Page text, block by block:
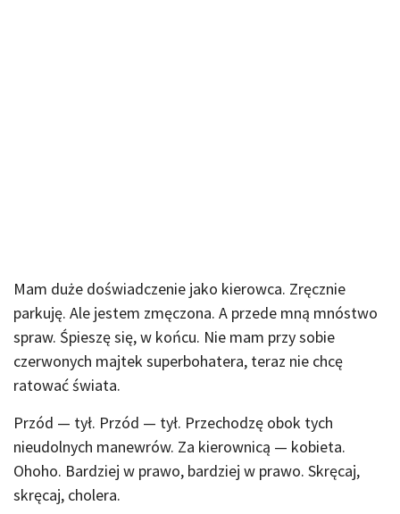
Mam duże doświadczenie jako kierowca. Zręcznie
parkuję. Ale jestem zmęczona. A przede mną mnóstwo
spraw. Śpieszę się, w końcu. Nie mam przy sobie
czerwonych majtek superbohatera, teraz nie chcę
ratować świata.
Przód — tył. Przód — tył. Przechodzę obok tych
nieudolnych manewrów. Za kierownicą — kobieta.
Ohoho. Bardziej w prawo, bardziej w prawo. Skręcaj,
skręcaj, cholera.